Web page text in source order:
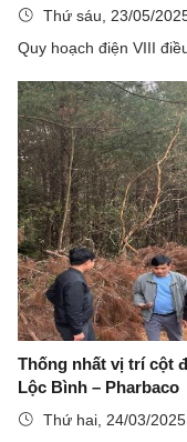
Thứ sáu, 23/05/
Quy hoạch điện VIII
Thống nhất vị trí cột
Lộc Bình – Pharbaco
Thứ hai, 24/03/2025